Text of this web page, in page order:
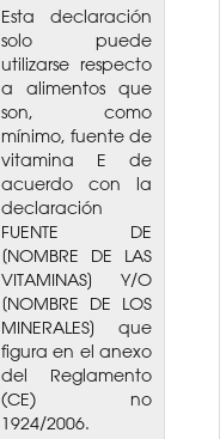
Esta declaración
solo puede
utilizarse respecto
a alimentos que
son, como
mínimo, fuente de
vitamina E de
acuerdo con la
declaración
FUENTE DE
[NOMBRE DE LAS
VITAMINAS] Y/O
[NOMBRE DE LOS
MINERALES] que
figura en el anexo
del Reglamento
(CE) no
1924/2006.